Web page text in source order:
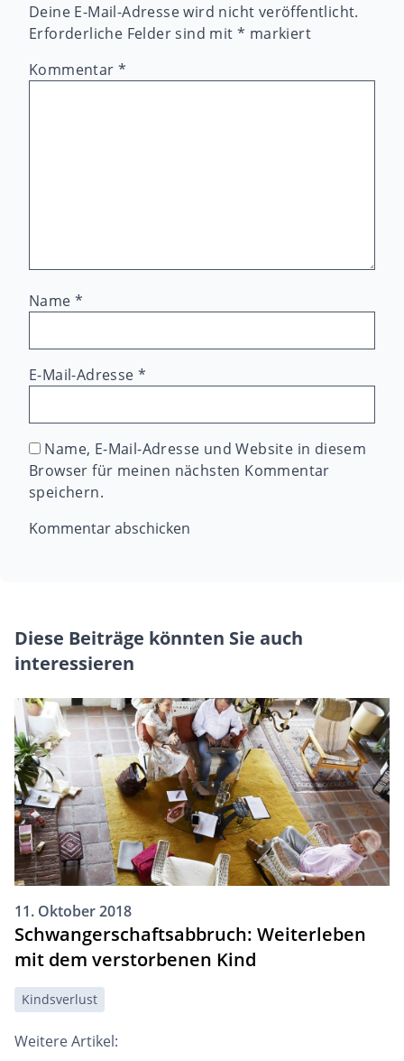
Deine E-Mail-Adresse wird nicht veröffentlicht.
Erforderliche Felder sind mit * markiert
Kommentar*
Name *
E-Mail-Adresse*
Name, E-Mail-Adresse und Website in diesem
Browser für meinen nächsten Kommentar
speichern.
Diese Beiträge könnten Sie auch
interessieren
11. Oktober 2018
Schwangerschaftsabbruch: Weiterleben
mit dem verstorbenen Kind
Kindsverlust
Weitere Artikel: